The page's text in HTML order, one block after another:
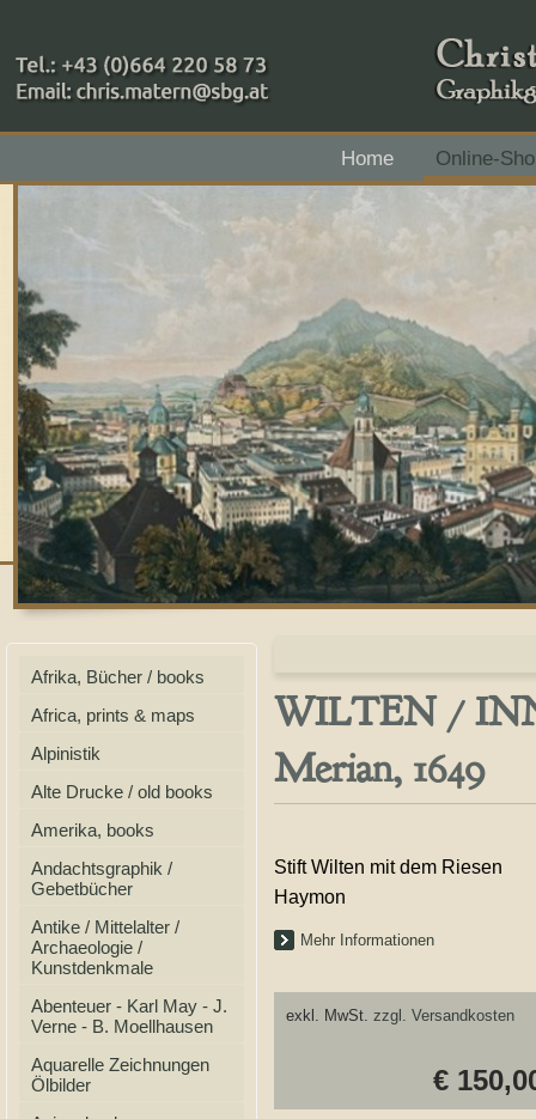
+43 (0)664 220 58 73
Home
Online-
Zahlungsmethoden: RAIBA - Flachgau Mitte - IBAN
Afrika, Bücher / books
Africa, prints & maps
Alpinistik
Alte Drucke / old books
Amerika, books
Andachtsgraphik /
Gebetbücher
Antike / Mittelalter /
Archaeologie /
Kunstdenkmale
Abenteuer - Karl May - J.
Verne - B. Moellhausen
Aquarelle Zeichnungen
Ölbilder
WILTEN /
Merian, 1649
Stift Wilten mit dem Riesen
Haymon
Mehr Informationen
exkl. MwSt. zzgl. Versandkosten
€